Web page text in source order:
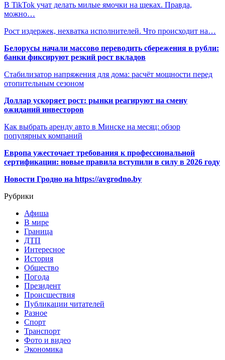
В TikTok учат делать милые ямочки на щеках. Правда,
можно…
Рост издержек, нехватка исполнителей. Что происходит на…
Белорусы начали массово переводить сбережения в рубли:
банки фиксируют резкий рост вкладов
Стабилизатор напряжения для дома: расчёт мощности перед
отопительным сезоном
Доллар ускоряет рост: рынки реагируют на смену
ожиданий инвесторов
Как выбрать аренду авто в Минске на месяц: обзор
популярных компаний
Европа ужесточает требования к профессиональной
сертификации: новые правила вступили в силу в 2026 году
Новости Гродно на https://avgrodno.by
Рубрики
Афиша
В мире
Граница
ДТП
Интересное
История
Общество
Погода
Президент
Происшествия
Публикации читателей
Разное
Спорт
Транспорт
Фото и видео
Экономика